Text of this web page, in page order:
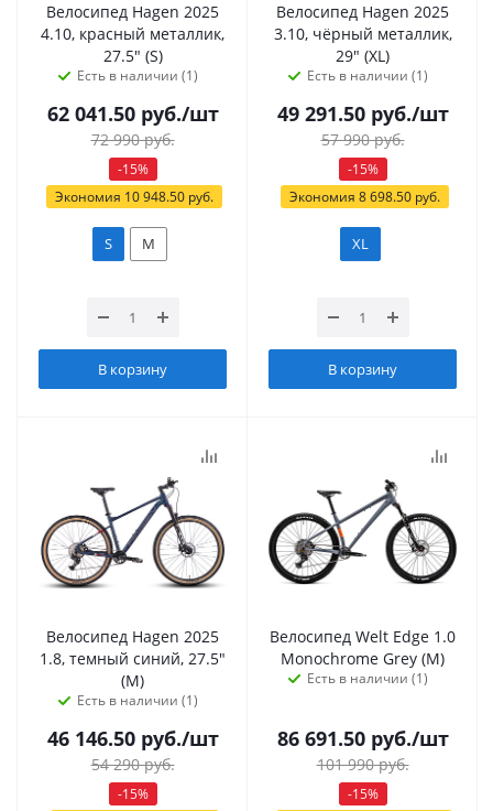
Велосипед Hagen 2025
4.10, красный металлик,
27.5" (S)
Есть в наличии (1)
62 041.50руб./шт
72 990руб.
-15%
Экономия 10 948.50 руб.
S M
В корзину
Велосипед Hagen 2025
3.10, чёрный металлик,
29" (XL)
Есть в наличии (1)
49 291.50руб./шт
57 990руб.
-15%
Экономия 8 698.50руб.
XL
В корзину
Велосипед Hagen 2025
1.8, темный синий, 27.5"
(M)
Есть в наличии (1)
46 146.50руб./шт
54 290руб.
-15%
Велосипед Welt Edge 1.0
Monochrome Grey (M)
Есть в наличии (1)
86 691.50руб./шт
101 990руб.
-15%